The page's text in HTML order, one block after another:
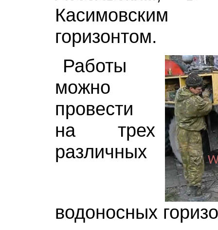
горизонтом.
Работы
можно
провести
на трех
различных
водоносных